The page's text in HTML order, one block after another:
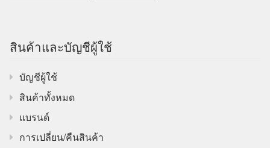
สินค้าและบัญชีผู้ใช้
บัญชีผู้ใช้
สินค้าทั้งหมด
แบรนด์
การเปลี่ยน/คืนสินค้า